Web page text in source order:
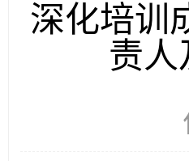
深化培训
责人